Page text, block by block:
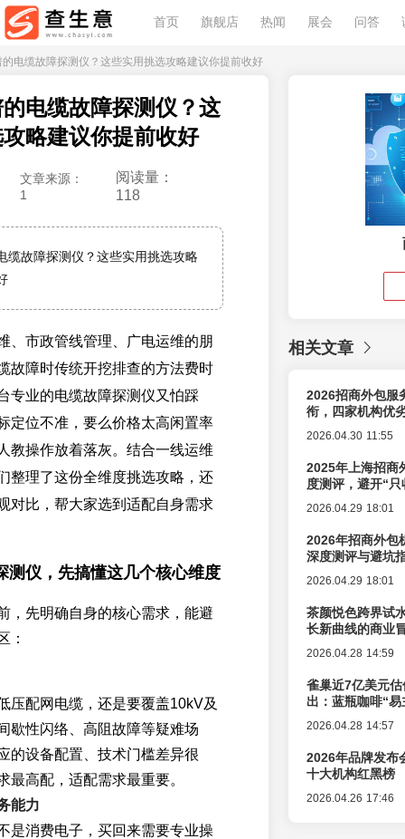
首页 旗舰店 热闻 展会 问答
电缆故障探测仪？这些实用挑选攻略建议你提前收好
电缆故障探测仪？这
略建议你提前收好
文章来源：
1
阅读量：
118
缆故障探测仪？这些实用挑选攻略
、市政管线管理、广电运维的朋
故障时传统开挖排查的方法费时
专业的电缆故障探测仪又怕踩
定位不准，要么价格太高闲置率
教操作放着落灰。结合一线运维
整理了这份全维度挑选攻略，还
对比，帮大家选到适配自身需求
测仪，先搞懂这几个核心维度
，先明确自身的核心需求，能避
：
压配网电缆，还是要覆盖10kV及
歇性闪络、高阻故障等疑难场
的设备配置、技术门槛差异很
最高配，适配需求最重要。
能力
是消费电子，买回来需要专业操
相关文章
2026招商外包服
衔，四家机构优
2026.04.30 11:55
2025年上海招商
度测评，避开“
2026.04.29 18:01
2026年招商外包
深度测评与避坑
2026.04.29 18:01
茶颜悦色跨界试
长新曲线的商业
2026.04.28 14:59
雀巢近7亿美元
出：蓝瓶咖啡“
2026.04.28 14:57
2026年品牌发布
十大机构红黑榜
2026.04.26 17:46